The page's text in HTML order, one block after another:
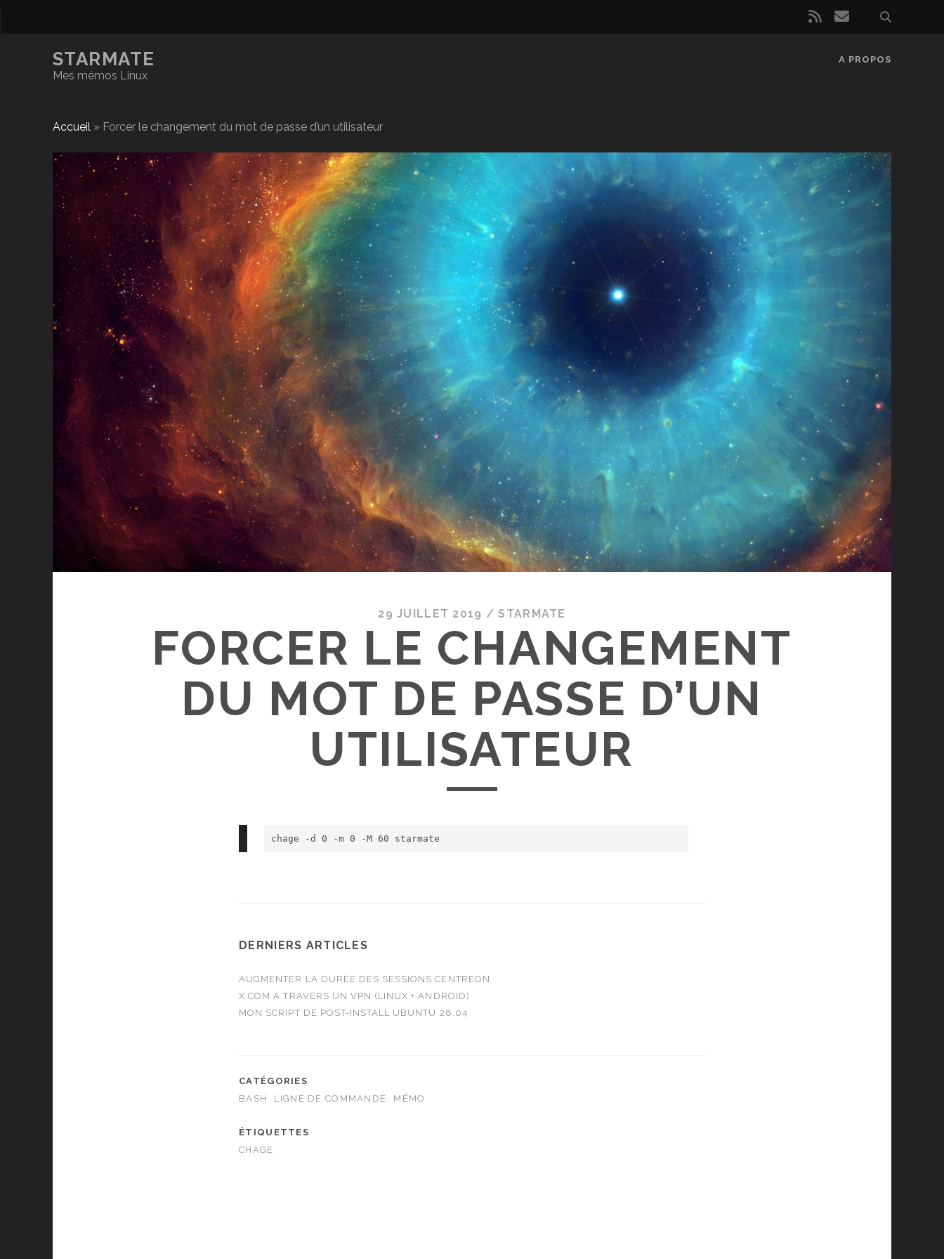
rss email
STARMATE
Mes mémos Linux
A PROPOS
Accueil» Forcer le changement du mot de passe d’un utilisateur
29 JUILLET 2019 / STARMATE
FORCER LE CHANGEMENT
DU MOT DE PASSE D’UN
UTILISATEUR
chage -d 0 -m 0 -M 60 starmate
DERNIERS ARTICLES
AUGMENTER LA DURÉE DES SESSIONS CENTREON
X.COM A TRAVERS UN VPN (LINUX + ANDROID)
MON SCRIPT DE POST-INSTALL UBUNTU 26.04
CATÉGORIES
BASH
LIGNE DE COMMANDE MÉMO
ÉTIQUETTES
CHAGE